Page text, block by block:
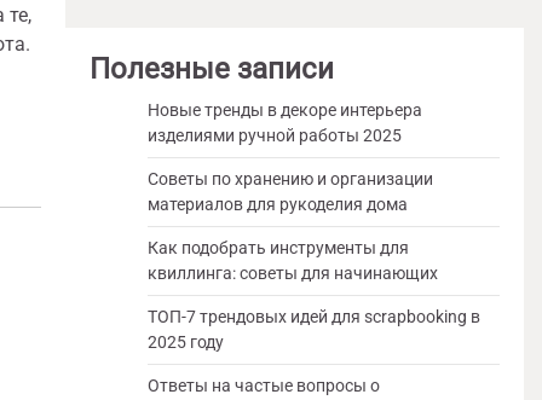
те,
Полезные записи
Новые тренды в декоре интерьера
изделиями ручной работы 2025
Советы по хранению и организации
материалов для рукоделия дома
Как подобрать инструменты для
квиллинга: советы для начинающих
ТОП-7 трендовых идей для scrapbooking в
2025 году
Ответы на частые вопросы о